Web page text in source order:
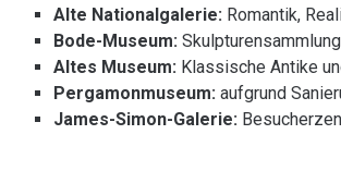
Alte Nationalgalerie: Romantik,
Bode-Museum:
Altes Museum: Klassische Antike
Pergamonmuseum: aufgrund
James-Simon-Galerie: